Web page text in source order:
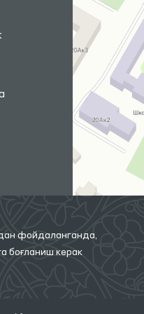
фойдаланганда,
боғланиш керак